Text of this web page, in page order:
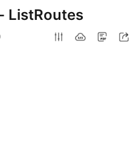
ListRoutes